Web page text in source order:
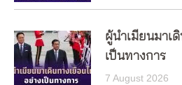
ผู้นำเมียนมาเ
เป็นทางการ
7 August 2026